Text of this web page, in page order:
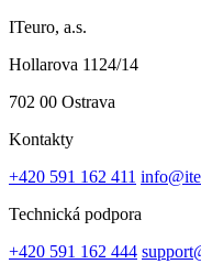
ITeuro, a.s.
Hollarova 1124/14
702 00 Ostrava
Kontakty
+420 591 162 411
Technická podpora
+420 591 162 444